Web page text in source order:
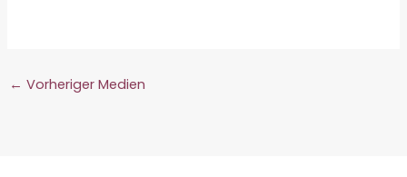
← Vorheriger Medien